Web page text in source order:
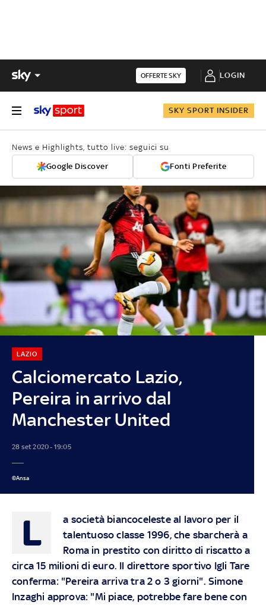
OFFERTE SKY LOGIN
SKY SPORT INSIDER
News e Highlights, tutto live: seguici su
Google Discover Fonti Preferite
Calciomercato Lazio,
Pereira in arrivo dal
Manchester United
LAZIO
28 set 2020 - 19:05
©Ansa
L
a società biancoceleste al lavoro per il
talentuoso classe 1996, che sbarcherà a
Roma in prestito con diritto di riscatto a
circa 15 milioni di euro. Il direttore sportivo Igli Tare
conferma: "Pereira arriva tra 2 o 3 giorni". Simone
Inzaghi approva: "Mi piace, potrebbe fare bene con